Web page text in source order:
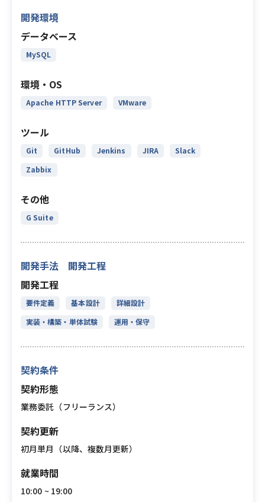
開発環境
データベース
MySQL
環境・OS
Apache HTTP Server VMware
ツール
Git GitHub Jenkins JIRA
Slack
Zabbix
その他
G Suite
開発手法 開発工程
開発工程
要件定義 基本設計
詳細設計
実装・構築・単体試験
運用・保守
契約条件
契約形態
業務委託（フリーランス）
契約更新
初月単月（以降、複数月更新）
就業時間
10:00 ~ 19:00